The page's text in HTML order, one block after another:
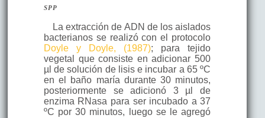
spp
La extracción de ADN de los aislados
bacterianos se realizó con el protocolo
Doyle y Doyle, (1987); para tejido
vegetal que consiste en adicionar 500
µl de solución de lisis e incubar a 65 ºC
en el baño maría durante 30 minutos,
posteriormente se adicionó 3 µl de
enzima RNasa para ser incubado a 37
ºC por 30 minutos, luego se le agregó